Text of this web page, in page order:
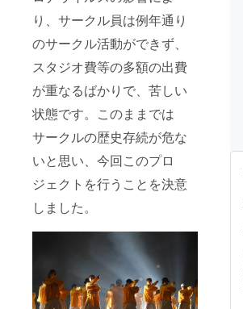
り、サークル員は例年通り
のサークル活動ができず、
スタジオ費等の多額の出費
が重なるばかりで、苦しい
状態です。このままでは
サークルの歴史存続が危な
いと思い、今回このプロ
ジェクトを行うことを決意
しました。